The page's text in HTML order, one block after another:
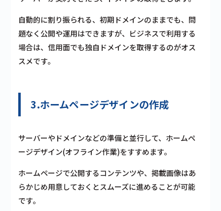
自動的に割り振られる、初期ドメインのままでも、問
題なく公開や運用はできますが、ビジネスで利用する
場合は、信用面でも独自ドメインを取得するのがオス
スメです。
3.ホームページデザインの作成
サーバーやドメインなどの準備と並行して、ホームペ
ージデザイン(オフライン作業)をすすめます。
ホームページで公開するコンテンツや、掲載画像はあ
らかじめ用意しておくとスムーズに進めることが可能
です。